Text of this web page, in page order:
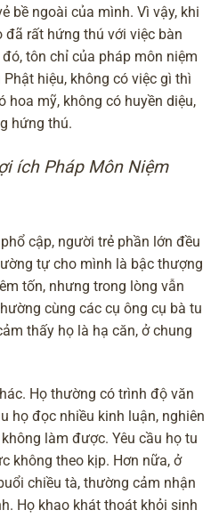
bề ngoài của mình. Vì vậy, khi
rất hứng thú với việc bàn
tôn chỉ của pháp môn niệm
hiệu, không có việc gì thì
hoa mỹ, không có huyền diệu,
hứng thú.
ích Pháp Môn Niệm
cập, người trẻ phần lớn đều
tự cho mình là bậc thượng
tốn, nhưng trong lòng vẫn
cùng các cụ ông cụ bà tu
thấy họ là hạ căn, ở chung
Họ thường có trình độ văn
họ đọc nhiều kinh luận, nghiên
làm được. Yêu cầu họ tu
không theo kịp. Hơn nữa, ở
chiều tà, thường cảm nhận
Họ khao khát thoát khỏi sinh